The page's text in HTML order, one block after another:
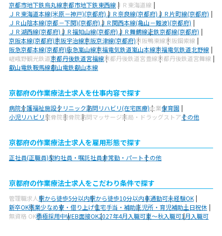
京都市地下鉄烏丸線京都市地下鉄東西線 ＪＲ東海道線
ＪＲ東海道本線(米原－神戸)(京都府)ＪＲ奈良線(京都府)ＪＲ片町線(京都府)
ＪＲ山陰本線(京都－下関)(京都府)ＪＲ関西本線(亀山－難波)(京都府)
ＪＲ湖西線(京都府)ＪＲ福知山線(京都府)ＪＲ舞鶴線近鉄京都線(京都府)
京阪本線(京都府)京阪宇治線京阪京津線(京都府)京阪鴨東線京阪鋼索線
阪急京都本線(京都府)阪急嵐山線京福電気鉄道嵐山本線京福電気鉄道北野線
嵯峨野観光鉄道京都丹後鉄道宮福線京都丹後鉄道宮豊線京都丹後鉄道宮舞線
叡山電鉄鞍馬線叡山電鉄叡山本線
京都府の作業療法士求人を仕事内容で探す
病院介護福祉施設クリニック訪問リハビリ(在宅医療)企業保育園
小児リハビリ整骨院接骨院訪問マッサージ薬局・ドラッグストアその他
京都府の作業療法士求人を雇用形態で探す
正社員(正職員)契約社員・嘱託社員非常勤・パートその他
京都府の作業療法士求人をこだわり条件で探す
管理職求人駅から徒歩5分以内駅から徒歩10分以内車通勤可未経験OK
新卒OK残業少なめ寮・借り上げ住宅手当・補助託児所・育児補助土日祝休
無資格 OK積極採用中WEB面接OK2027年4月入職可夏～秋入職可1月入職可